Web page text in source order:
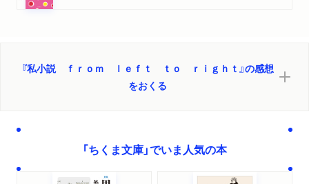
『私小説 ｆｒｏｍ ｌｅｆｔ ｔｏ ｒｉｇｈｔ』の感想
をおくる
「ちくま文庫」でいま人気の本